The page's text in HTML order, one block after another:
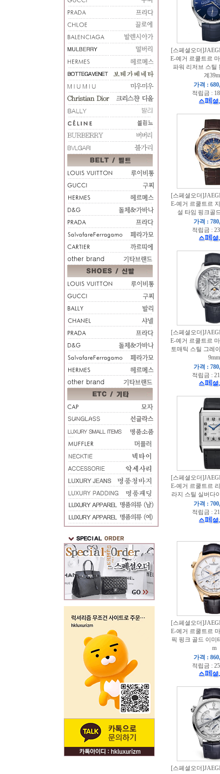
[스페셜오더
E-예거 르쿨트르
파워 리저브 스틸
계
가격 :
적립금 :
[스페셜오더
E-예거 르쿨트르
설 타임 핑크골
가격 :
적립금 :
[스페셜오더
E-예거 르쿨트르
토매틱 스틸 그레
9mm
가격 :
적립금 :
[스페셜오더
E-예거 르쿨트르
라지 스틸 실버다
가격 :
적립금 :
[스페셜오더
E-예거 르쿨트르
픽 핑크 골드 이미
m
가격 :
적립금 :
[스페셜오더